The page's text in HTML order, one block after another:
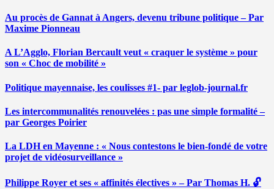
Au procès de Gannat à Angers, devenu tribune politique – Par
Maxime Pionneau
A L’Agglo, Florian Bercault veut « craquer le système » pour
son « Choc de mobilité »
Politique mayennaise, les coulisses #1- par leglob-journal.fr
Les intercommunalités renouvelées : pas une simple formalité –
par Georges Poirier
La LDH en Mayenne : « Nous contestons le bien-fondé de votre
projet de vidéosurveillance »
Philippe Royer et ses « affinités électives » – Par Thomas H. 🔓